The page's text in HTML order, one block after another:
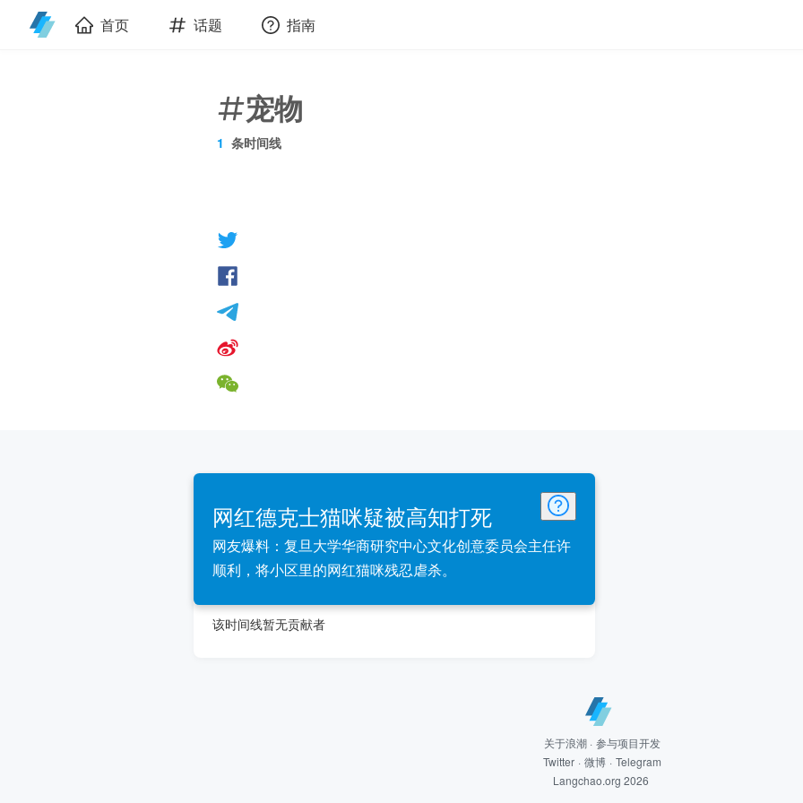
首页 话题 指南
宠物
1 条时间线
网红德克士猫咪疑被高知打死
网友爆料：复旦大学华商研究中心文化创意委员会主任许
顺利，将小区里的网红猫咪残忍虐杀。
该时间线暂无贡献者
关于浪潮 · 参与项目开发
Twitter · 微博 · Telegram
Langchao.org 2026